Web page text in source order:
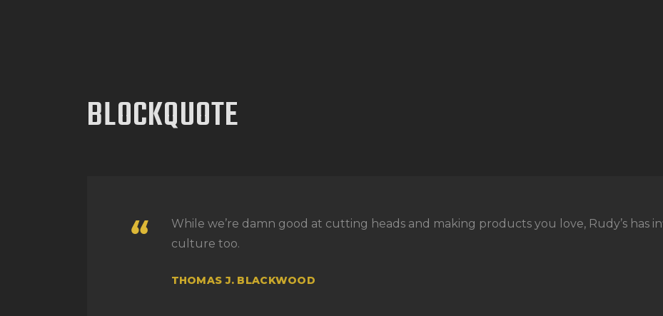
BLOCKQUOTE
While we’re damn good at cutting heads and making products you love, Rudy’s has
culture too.
THOMAS J. BLACKWOOD